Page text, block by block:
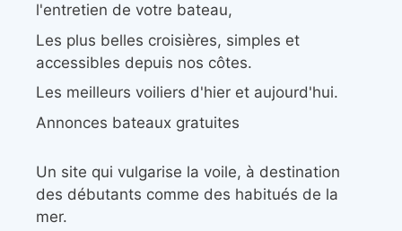
l'entretien de votre bateau,
Les plus belles croisières, simples et
accessibles depuis nos côtes.
Les meilleurs voiliers d'hier et aujourd'hui.
Annonces bateaux gratuites
Un site qui vulgarise la voile, à destination
des débutants comme des habitués de la
mer.